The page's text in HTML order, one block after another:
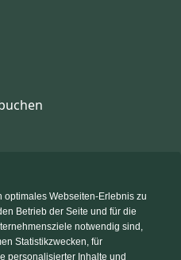
Bauen.de
Fertighaus.de
Webseiten-Erlebnis zu
Betrieb der Seite und für die
notwendig sind,
Statistikzwecken, für
personalisierter Inhalte und